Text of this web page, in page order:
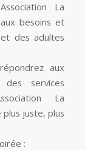
La
besoins et
des adultes
aux
services
La
juste, plus
: